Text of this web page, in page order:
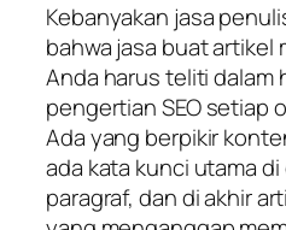
Kebanyakan jasa
bahwa jasa buat artikel
Anda harus teliti dalam
pengertian SEO setiap
Ada yang berpikir
ada kata kunci utama
paragraf, dan di akhir